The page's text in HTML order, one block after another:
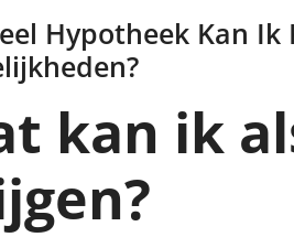
Hypotheek Kan Ik
kan ik